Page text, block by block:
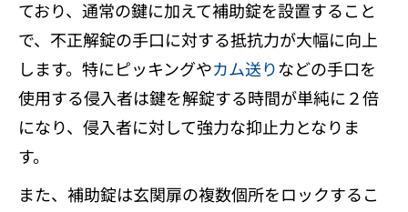
ており、通常の鍵に加えて補助錠を設置すること
で、不正解錠の手口に対する抵抗力が大幅に向上
します。特にピッキングやカム送りなどの手口を
使用する侵入者は鍵を解錠する時間が単純に２倍
になり、侵入者に対して強力な抑止力となりま
す。
また、補助錠は玄関扉の複数個所をロックするこ